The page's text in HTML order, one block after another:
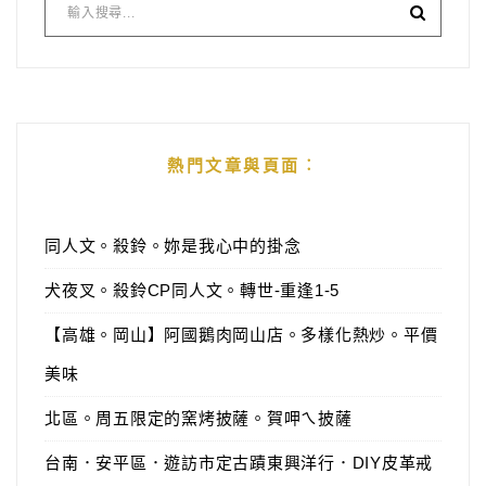
熱門文章與頁面︰
同人文。殺鈴。妳是我心中的掛念
犬夜叉。殺鈴CP同人文。轉世-重逢1-5
【高雄。岡山】阿國鵝肉岡山店。多樣化熱炒。平價
美味
北區。周五限定的窯烤披薩。賀呷ㄟ披薩
台南．安平區．遊訪市定古蹟東興洋行．DIY皮革戒